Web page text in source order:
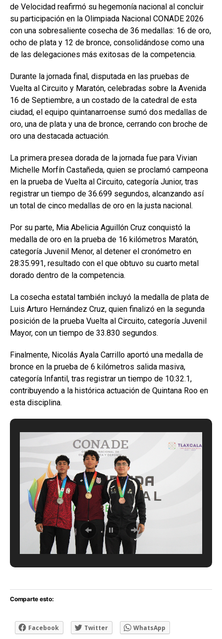
de Velocidad reafirmó su hegemonía nacional al concluir
su participación en la Olimpiada Nacional CONADE 2026
con una sobresaliente cosecha de 36 medallas: 16 de oro,
ocho de plata y 12 de bronce, consolidándose como una
de las delegaciones más exitosas de la competencia.
Durante la jornada final, disputada en las pruebas de
Vuelta al Circuito y Maratón, celebradas sobre la Avenida
16 de Septiembre, a un costado de la catedral de esta
ciudad, el equipo quintanarroense sumó dos medallas de
oro, una de plata y una de bronce, cerrando con broche de
oro una destacada actuación.
La primera presea dorada de la jornada fue para Vivian
Michelle Morfín Castañeda, quien se proclamó campeona
en la prueba de Vuelta al Circuito, categoría Junior, tras
registrar un tiempo de 36.699 segundos, alcanzando así
un total de cinco medallas de oro en la justa nacional.
Por su parte, Mia Abelicia Aguillón Cruz conquistó la
medalla de oro en la prueba de 16 kilómetros Maratón,
categoría Juvenil Menor, al detener el cronómetro en
28:35.991, resultado con el que obtuvo su cuarto metal
dorado dentro de la competencia.
La cosecha estatal también incluyó la medalla de plata de
Luis Arturo Hernández Cruz, quien finalizó en la segunda
posición de la prueba Vuelta al Circuito, categoría Juvenil
Mayor, con un tiempo de 33.830 segundos.
Finalmente, Nicolás Ayala Carrillo aportó una medalla de
bronce en la prueba de 6 kilómetros salida masiva,
categoría Infantil, tras registrar un tiempo de 10:32.1,
contribuyendo a la histórica actuación de Quintana Roo en
esta disciplina.
Comparte esto:
Facebook Twitter WhatsApp